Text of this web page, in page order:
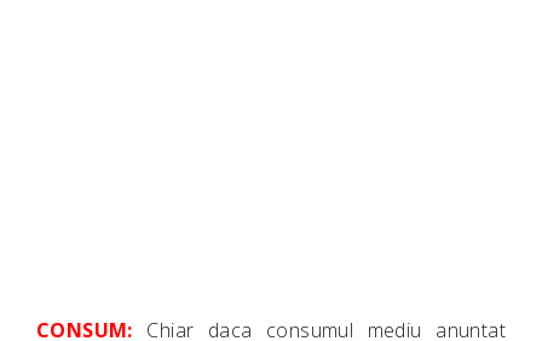
CONSUM: Chiar daca consumul mediu anuntat